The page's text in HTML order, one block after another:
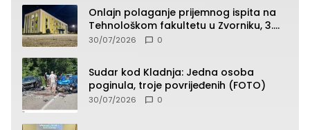
Onlajn polaganje prijemnog ispita na
Tehnološkom fakultetu u Zvorniku, 3.
septembra u 9.00 časova
30/07/2026 0
Sudar kod Kladnja: Jedna osoba
poginula, troje povrijeđenih (FOTO)
30/07/2026 0